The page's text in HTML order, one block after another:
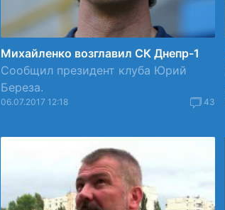
Михайленко возглавил СК Днепр-1
Сообщил президент клуба Юрий
Береза.
06.07.2017 12:18 43